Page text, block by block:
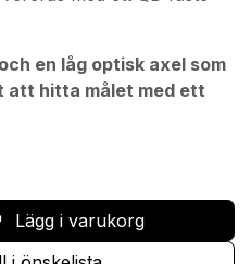
en låg optisk axel som
att hitta målet med ett
Lägg i varukorg